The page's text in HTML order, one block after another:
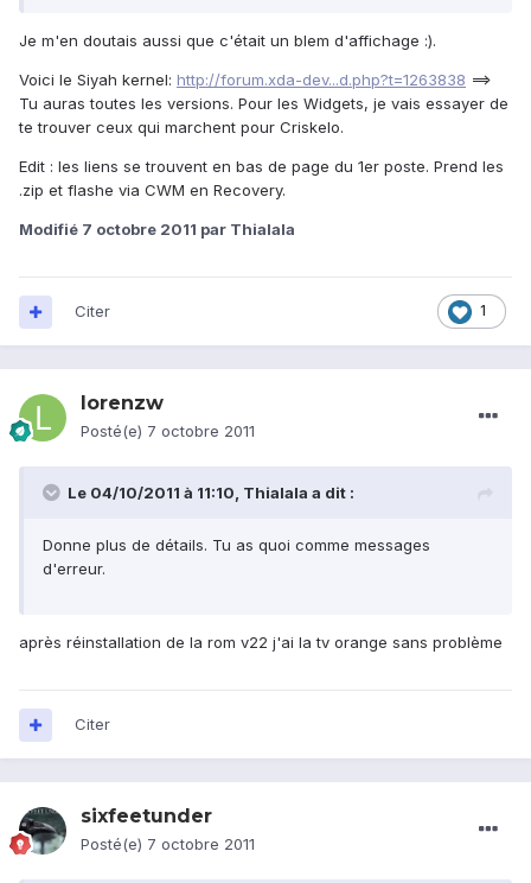
Je m'en doutais aussi que c'était un blem d'affichage :).
Voici le Siyah kernel: http://forum.xda-dev...d.php?t=1263838 ==>
Tu auras toutes les versions. Pour les Widgets, je vais essayer de
te trouver ceux qui marchent pour Criskelo.
Edit : les liens se trouvent en bas de page du 1er poste. Prend les
.zip et flashe via CWM en Recovery.
Modifié 7 octobre 2011 par Thialala
1
Citer
lorenzw
Posté(e) 7 octobre 2011
Le 04/10/2011 à 11:10, Thialala a dit :
Donne plus de détails. Tu as quoi comme messages
d'erreur.
après réinstallation de la rom v22 j'ai la tv orange sans problème
Citer
sixfeetunder
Posté(e) 7 octobre 2011